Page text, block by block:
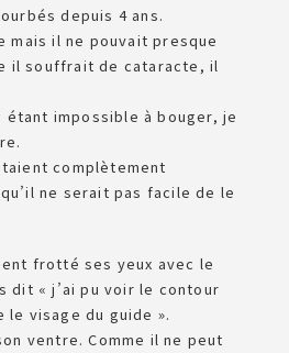
depuis 4 ans.
il ne pouvait presque
il souffrait de cataracte, il
étant impossible à bouger, je
complètement
ne serait pas facile de le
frotté ses yeux avec le
dit « j’ai pu voir le contour
visage du guide ».
ventre. Comme il ne peut